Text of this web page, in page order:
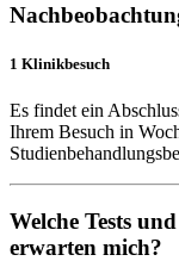
1 Klinikbesuch
Es findet ein
Ihrem Besuch in
Welche Tests
erwarten mich?